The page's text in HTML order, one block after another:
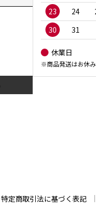
23
24
30
31
休業日
※商品発送はお休
特定商取引法に基づく表記